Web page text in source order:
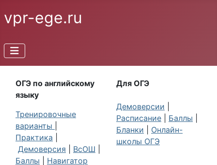
vpr-ege.ru
ОГЭ по английскому
языку
Тренировочные
варианты
Практика
Демоверсия
ВсОШ
Баллы
Навигатор
Для ОГЭ
Демоверсии
Расписание
Баллы
Бланки
Онлайн-
школы ОГЭ